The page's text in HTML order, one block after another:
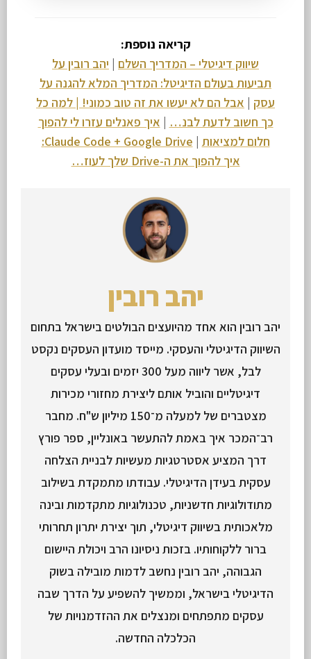
קריאה נוספת:
שיווק דיגיטלי – המדריך השלם | יהב רובין על
תביעות בעולם הדיגיטל: המדריך המלא להגנה על
עסק | אבל הם לא יעשו את זה טוב כמוני! | למה כל
כך חשוב לדעת לבנ… | איך פאנלים עזרו לי להפוך
חלום למציאות |
Claude Code + Google Drive:
איך להפוך את ה-Drive שלך לעוז…
יהב רובין
יהב רובין הוא אחד מהיועצים הבולטים בישראל בתחום
השיווק הדיגיטלי והעסקי. מייסד מועדון העסקים נקסט
לבל, אשר ליווה מעל 300 יזמים ובעלי עסקים
דיגיטליים והוביל אותם ליצירת מחזורי מכירות
מצטברים של למעלה מ־150 מיליון ש"ח. מחבר
רב־המכר איך באמת להתעשר באונליין, ספר פורץ
דרך המציע אסטרטגיות מעשיות לבניית הצלחה
עסקית בעידן הדיגיטלי. עבודתו מתמקדת בשילוב
מתודולוגיות חדשניות, טכנולוגיות מתקדמות ובינה
מלאכותית בשיווק דיגיטלי, תוך יצירת יתרון תחרותי
ברור ללקוחותיו. בזכות ניסיונו הרב ויכולת היישום
הגבוהה, יהב רובין נחשב לדמות מובילה בשוק
הדיגיטלי בישראל, וממשיך להשפיע על הדרך שבה
עסקים מתפתחים ומנצלים את ההזדמנויות של
הכלכלה החדשה.